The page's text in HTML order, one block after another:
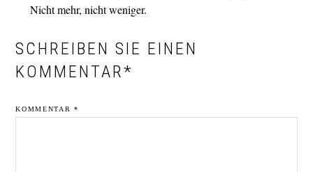
Nicht mehr, nicht weniger.
SCHREIBEN SIE EINEN
KOMMENTAR*
KOMMENTAR*